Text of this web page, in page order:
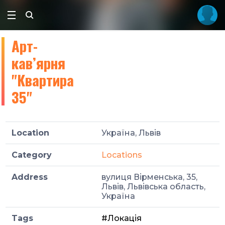
Арт-
кав’ярня
"Квартира
35"
Location Україна, Львів
Category Locations
Address
вулиця Вірменська, 35,
Львів, Львівська область,
Україна
Tags #Локація